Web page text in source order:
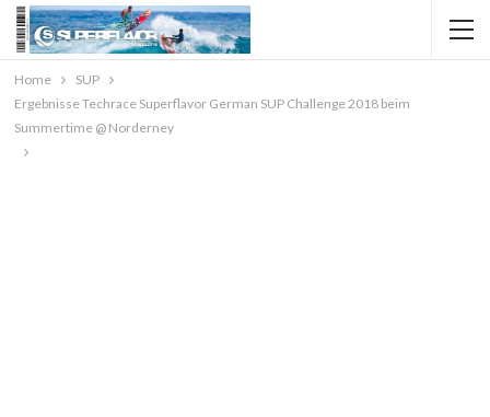
Home
SUP
Ergebnisse Techrace Superflavor German SUP Challenge 2018 beim
Summertime @ Norderney